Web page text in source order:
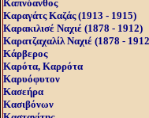
Καπνόανθος
Καραγάτς Καζάς (1913 - 1915)
Καρακιλισέ Ναχιέ (1878 - 1912)
Καρατζαχαλίλ Ναχιέ (1878 -
Κάρβερος
Καρότα, Καρρότα
Καρυόφυτον
Κασεήρα
Κασιβόνων